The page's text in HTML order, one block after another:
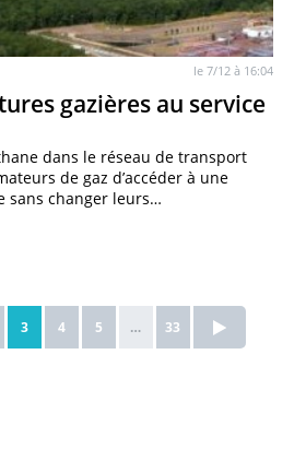
le 7/12 à 16:04
gazières au service
dans le réseau de transport
de gaz d’accéder à une
sans changer leurs…
3 4 5 … 33